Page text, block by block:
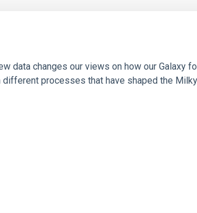
data changes our views on how our
processes that have shaped the